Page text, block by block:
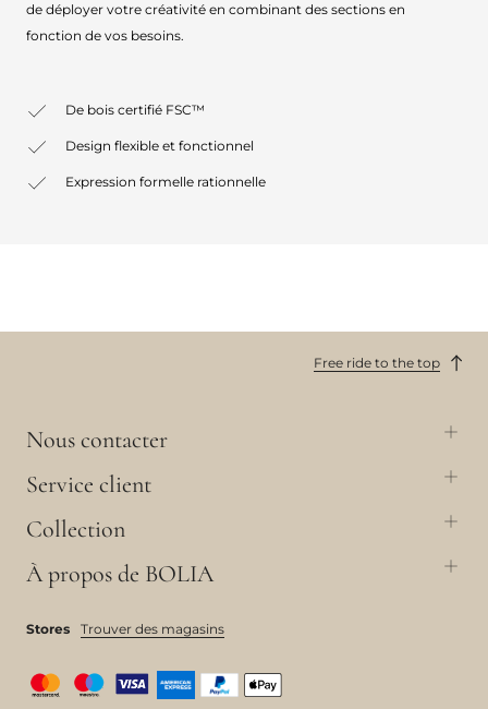
de déployer votre créativité en combinant des sections en
fonction de vos besoins.
De bois certifié FSC™
Design flexible et fonctionnel
Expression formelle rationnelle
Free ride to the top
Nous contacter
Service client
Collection
À propos de BOLIA
Stores Trouver des magasins